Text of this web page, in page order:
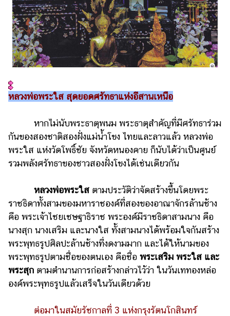
หลวงพ่อพระใส สุดยอดศรัทธาแห่งอีสานเหนือ
หากไม่นับพระธาตุพนม พระธาตุสำคัญที่มีศรัทธาร่วม
กันของสองชาติสองฝั่งแม่น้ำโขง ไทยและลาวแล้ว หลวงพ่อ
พระใส แห่งวัดโพธิ์ชัย จังหวัดหนองคาย ก็นับได้ว่าเป็นศูนย์
รวมพลังศรัทธาของชาวสองฝั่งโขงได้เช่นเดียวกัน
หลวงพ่อพระใส ตามประวัติว่าจัดสร้างขึ้นโดยพระ
ราชธิดาทั้งสามของมหาราชองค์ที่สองของอาณาจักรล้านช้าง
คือ พระเจ้าไชยเชษฐาธิราช พระองค์มีราชธิดาสามนาง คือ
นางสุก นางเสริม และนางใส ทั้งสามนางได้พร้อมใจกันสร้าง
พระพุทธรูปศิลปะล้านช้างที่งดงามมาก และได้ให้นามของ
พระพุทธรูปตามชื่อของตนเอง คือชื่อ พระเสริม พระใส และ
พระสุก ตามตำนานการก่อสร้างกล่าวไว้ว่า ในวันเททองหล่อ
องค์พระพุทธรูปแล้วเสร็จในวันเดียวด้วย
ต่อมาในสมัยรัชกาลที่ 3 แห่งกรุงรัตนโกสินทร์